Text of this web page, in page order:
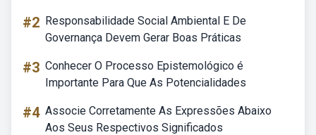
#2 Responsabilidade Social Ambiental E De
Governança Devem Gerar Boas Práticas
#3 Conhecer O Processo Epistemológico é
Importante Para Que As Potencialidades
#4 Associe Corretamente As Expressões Abaixo
Aos Seus Respectivos Significados